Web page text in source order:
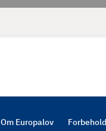
Om Europalov Forbehold